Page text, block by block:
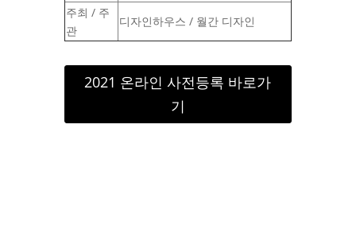
주최 / 주
관
디자인하우스 / 월간 디자인
2021 온라인 사전등록 바로가
기